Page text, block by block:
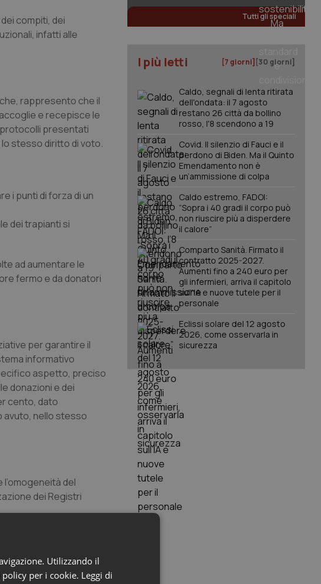
compiti, dei
infatti alle
rappresento che il
e recepisce le
presentati
stesso diritto di voto.
i punti di forza di un
dei trapianti si
ad aumentare le
fermo e da donatori
per garantire il
informativo
aspetto, preciso
donazioni e dei
cento, dato
avuto, nello stesso
del
dei Registri
Ministero della salute
della Consulta
Tutti gli speciali
I più letti [7 giorni] [30 giorni]
Caldo, segnali di lenta ritirata
dell'ondata: il 7 agosto
restano 26 città da bollino
rosso, l'8 scendono a 19
Covid. Il silenzio di Fauci e il
perdono di Biden. Ma il Quinto
Emendamento non è
un’ammissione di colpa
Caldo estremo, FADOI:
“Sopra i 40 gradi il corpo può
non riuscire più a disperdere
il calore”
Comparto Sanità. Firmato il
contratto 2025-2027.
Aumenti fino a 240 euro per
gli infermieri, arriva il capitolo
sull'IA e nuove tutele per il
personale
Eclissi solare del 12 agosto
2026, come osservarla in
sicurezza
Utilizzando il
per i cookie. Leggi di